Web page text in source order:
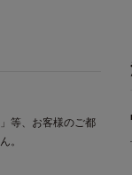
等、お客様のご都
。